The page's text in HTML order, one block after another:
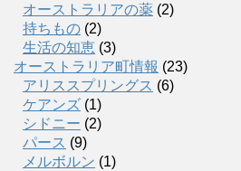
オーストラリアの薬 (2)
持ちもの (2)
生活の知恵 (3)
オーストラリア町情報 (23)
アリススプリングス (6)
ケアンズ (1)
シドニー (2)
パース (9)
メルボルン (1)